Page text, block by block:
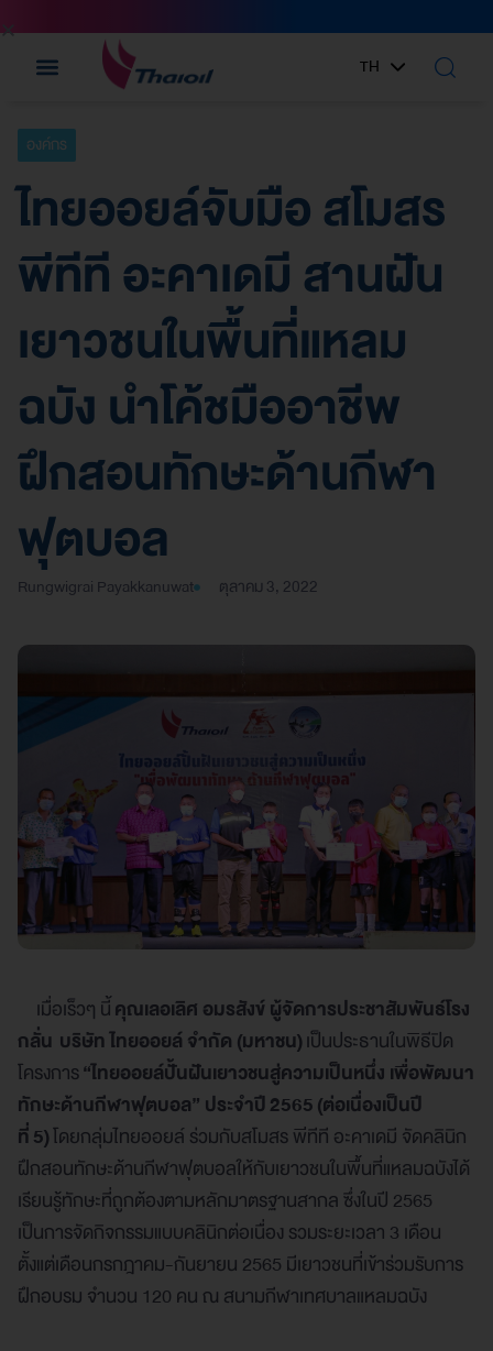
TH
EN
องค์กร
ไทยออยล์จับมือ สโมสร
พีทีที อะคาเดมี สานฝัน
เยาวชนในพื้นที่แหลม
ฉบัง นำโค้ชมืออาชีพ
ฝึกสอนทักษะด้านกีฬา
ฟุตบอล
Rungwigrai Payakkanuwat ตุลาคม 3, 2022
เมื่อเร็วๆ นี้คุณเลอเลิศ อมรสังข์ ผู้จัดการประชาสัมพันธ์โรง
กลั่น บริษัท ไทยออยล์ จำกัด (มหาชน)เป็นประธานในพิธีปิด
โครงการ“ไทยออยล์ปั้นฝันเยาวชนสู่ความเป็นหนึ่ง เพื่อพัฒนา
ทักษะด้านกีฬาฟุตบอล” ประจำปี2565(ต่อเนื่องเป็นปี
ที่5)โดยกลุ่มไทยออยล์ ร่วมกับสโมสร พีทีที อะคาเดมี จัดคลินิก
ฝึกสอนทักษะด้านกีฬาฟุตบอลให้กับเยาวชนในพื้นที่แหลมฉบังได้
เรียนรู้ทักษะที่ถูกต้องตามหลักมาตรฐานสากล ซึ่งในปี 2565
เป็นการจัดกิจกรรมแบบคลินิกต่อเนื่อง รวมระยะเวลา 3 เดือน
ตั้งแต่เดือนกรกฎาคม-กันยายน 2565 มีเยาวชนที่เข้าร่วมรับการ
ฝึกอบรม จำนวน 120 คน ณ สนามกีฬาเทศบาลแหลมฉบัง